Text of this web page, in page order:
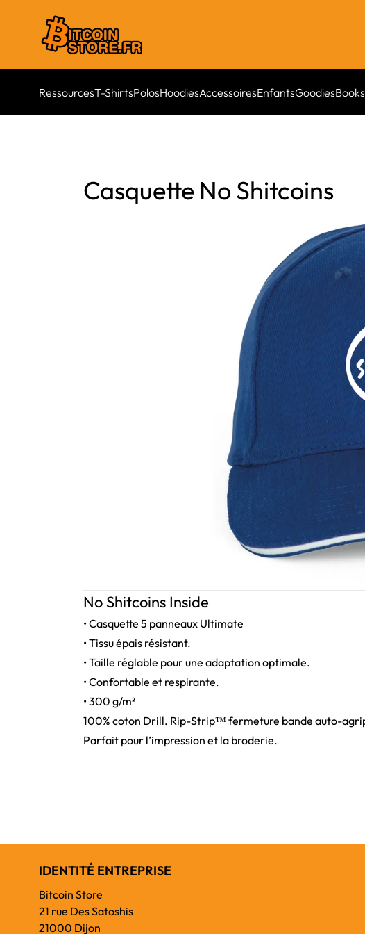
RessourcesT-ShirtsPolosHoodiesAccessoiresEnfantsGoodiesBooks
Casquette No Shitcoins
No Shitcoins Inside
• Casquette 5 panneaux Ultimate
• Tissu épais résistant.
• Taille réglable pour une adaptation optimale.
• Confortable et respirante.
• 300 g/m²
100% coton Drill. Rip-Strip™ fermeture bande auto-
Parfait pour l’impression et la broderie.
IDENTITÉ ENTREPRISE
Bitcoin Store
21 rue Des Satoshis
21000 Dijon